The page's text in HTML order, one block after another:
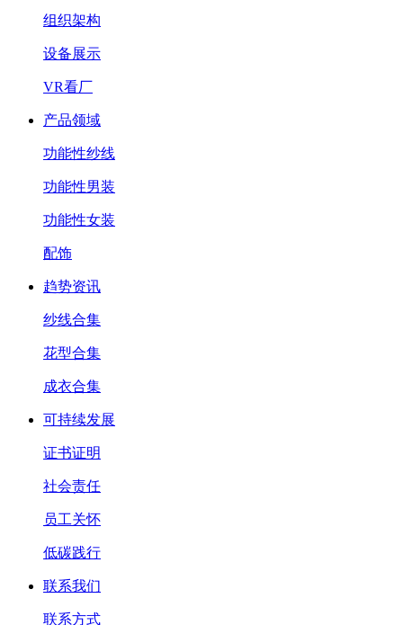
组织架构
设备展示
VR看厂
产品领域
功能性纱线
功能性男装
功能性女装
配饰
趋势资讯
纱线合集
花型合集
成衣合集
可持续发展
证书证明
社会责任
员工关怀
低碳践行
联系我们
联系方式